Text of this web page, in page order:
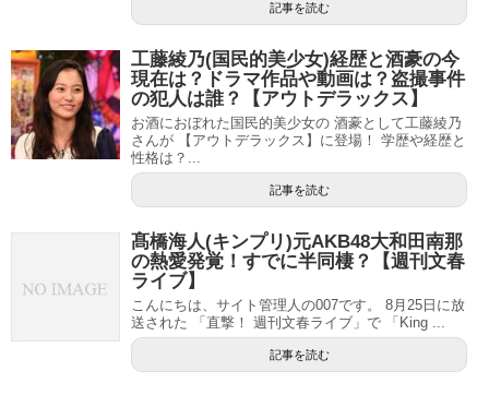
記事を読む
工藤綾乃(国民的美少女)経歴と酒豪の今
現在は？ドラマ作品や動画は？盗撮事件
の犯人は誰？【アウトデラックス】
お酒におぼれた国民的美少女の 酒豪として工藤綾乃
さんが 【アウトデラックス】に登場！ 学歴や経歴と
性格は？...
記事を読む
髙橋海人(キンプリ)元AKB48大和田南那
の熱愛発覚！すでに半同棲？【週刊文春
ライブ】
こんにちは、サイト管理人の007です。 8月25日に放
送された 「直撃！ 週刊文春ライブ」で 「King ...
記事を読む